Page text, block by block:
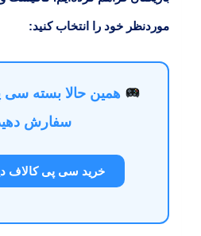
موردنظر خود را انتخاب کنید:
همین حالا بسته سی‌
سفارش
خرید سی‌ پی کالاف